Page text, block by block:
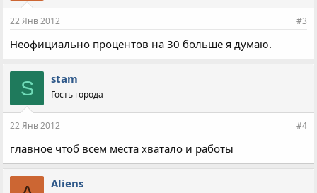
22 Янв 2012 #3
Неофициально процентов на 30 больше я думаю.
S stam
Гость города
22 Янв 2012 #4
главное чтоб всем места хватало и работы
Aliens